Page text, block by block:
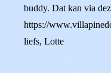
buddy. Dat kan via
https://
liefs, Lotte